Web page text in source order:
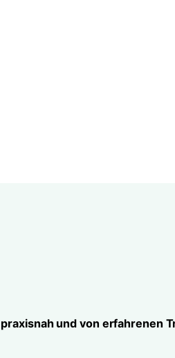
und von erfahrenen